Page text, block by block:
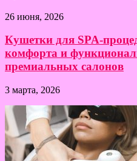
26 июня, 2026
Кушетки для SPA-
комфорта и
премиальных салонов
3 марта, 2026